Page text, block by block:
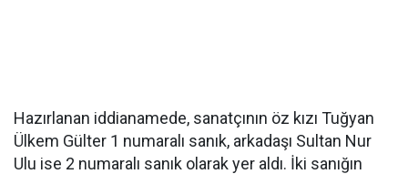
Hazırlanan iddianamede, sanatçının öz kızı Tuğyan
Ülkem Gülter 1 numaralı sanık, arkadaşı Sultan Nur
Ulu ise 2 numaralı sanık olarak yer aldı. İki sanığın